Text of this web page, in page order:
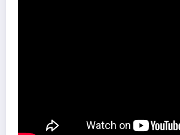
l’installation.